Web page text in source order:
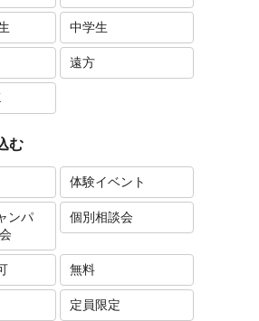
中学生
遠方
む
体験イベント
ンパ
個別相談会
無料
定員限定